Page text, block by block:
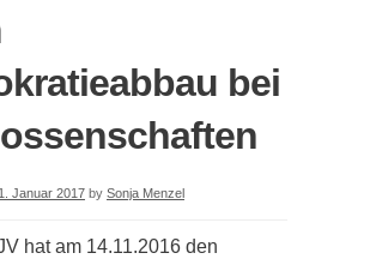
bei
Januar 2017 by Sonja Menzel
hat am 14.11.2016 den